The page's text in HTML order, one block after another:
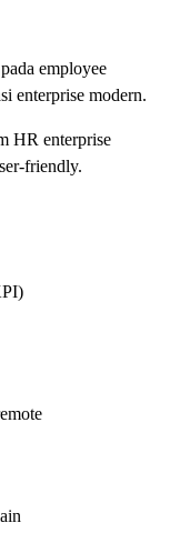
employee
enterprise modern.
HR enterprise
friendly.